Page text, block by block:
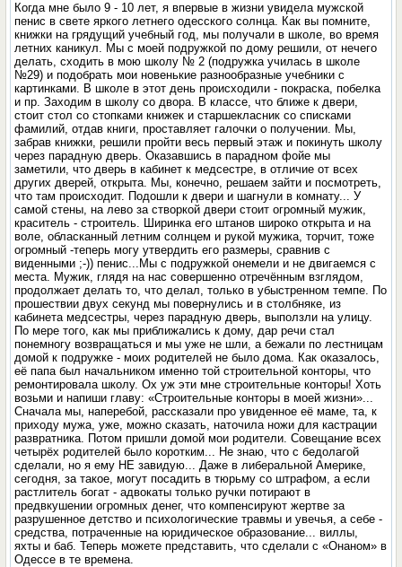
Когда мне было 9 - 10 лет, я впервые в жизни увидела мужской
пенис в свете яркого летнего одесского солнца. Как вы помните,
книжки на грядущий учебный год, мы получали в школе, во время
летних каникул. Мы с моей подружкой по дому решили, от нечего
делать, сходить в мою школу № 2 (подружка училась в школе
№29) и подобрать мои новенькие разнообразные учебники с
картинками. В школе в этот день происходили - покраска, побелка
и пр. Заходим в школу со двора. В классе, что ближе к двери,
стоит стол со стопками книжек и старшекласник со списками
фамилий, отдав книги, проставляет галочки о получении. Мы,
забрав книжки, решили пройти весь первый этаж и покинуть школу
через парадную дверь. Оказавшись в парадном фойе мы
заметили, что дверь в кабинет к медсестре, в отличие от всех
других дверей, открыта. Мы, конечно, решаем зайти и посмотреть,
что там происходит. Подошли к двери и шагнули в комнату... У
самой стены, на лево за створкой двери стоит огромный мужик,
краситель - строитель. Ширинка его штанов широко открыта и на
воле, обласканный летним солнцем и рукой мужика, торчит, тоже
огромный -теперь могу утвердить его размеры, сравнив с
виденными ;-)) пенис...Мы с подружкой онемели и не двигаемся с
места. Мужик, глядя на нас совершенно отречённым взглядом,
продолжает делать то, что делал, только в убыстренном темпе. По
прошествии двух секунд мы повернулись и в столбняке, из
кабинета медсестры, через парадную дверь, выползли на улицу.
По мере того, как мы приближались к дому, дар речи стал
понемногу возвращаться и мы уже не шли, а бежали по лестницам
домой к подружке - моих родителей не было дома. Как оказалось,
её папа был начальником именно той строительной конторы, что
ремонтировала школу. Ох уж эти мне строительные конторы! Хоть
возьми и напиши главу: «Строительные конторы в моей жизни»...
Сначала мы, наперебой, рассказали про увиденное её маме, та, к
приходу мужа, уже, можно сказать, наточила ножи для кастрации
развратника. Потом пришли домой мои родители. Совещание всех
четырёх родителей было коротким... Не знаю, что с бедолагой
сделали, но я ему НE завидую... Даже в либеральной Америке,
сегодня, за такое, могут посадить в тюрьму со штрафом, а если
растлитель богат - адвокаты только ручки потирают в
предвкушении огромных денег, что компенсируют жертве за
разрушенное детство и психологические травмы и увечья, а себе -
средства, потраченные на юридическое образование... виллы,
яхты и баб. Теперь можете представить, что сделали с «Онаном» в
Одессе в те времена.